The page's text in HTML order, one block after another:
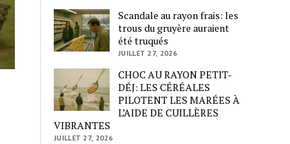
Scandale au rayon frais: les
trous du gruyère auraient
été truqués
JUILLET 27, 2026
CHOC AU RAYON PETIT-
DÉJ: LES CÉRÉALES
PILOTENT LES MARÉES À
L’AIDE DE CUILLÈRES
VIBRANTES
JUILLET 27, 2026